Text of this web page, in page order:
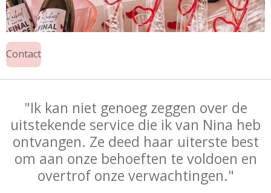
Contact
"Ik kan niet genoeg zeggen over de
uitstekende service die ik van Nina heb
ontvangen. Ze deed haar uiterste best
om aan onze behoeften te voldoen en
overtrof onze verwachtingen."